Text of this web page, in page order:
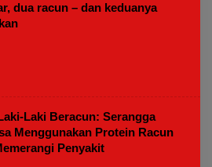
dua racun – dan keduanya
Laki Beracun: Serangga
Menggunakan Protein Racun
Penyakit